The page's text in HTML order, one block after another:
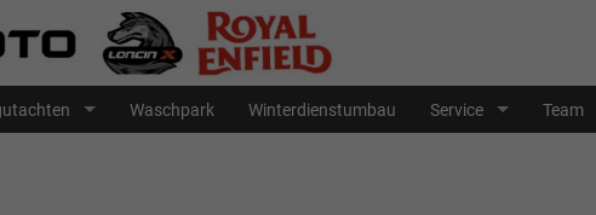
Waschpark Winterdienstumbau Service Team